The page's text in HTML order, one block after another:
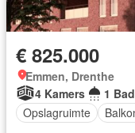
€ 825.000
Emmen, Drenthe
4 Kamers
1
Opslagruimte